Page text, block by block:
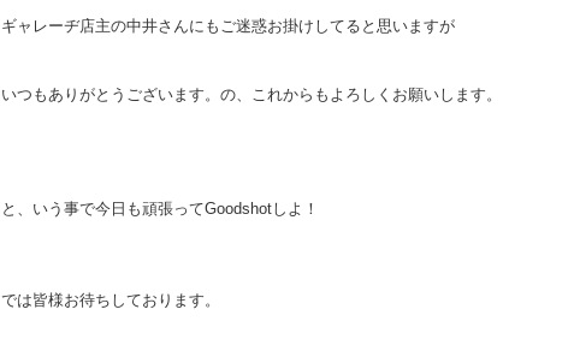
ギャレーヂ店主の中井さんにもご迷惑お掛けしてると思いますが
いつもありがとうございます。の、これからもよろしくお願いします。
と、いう事で今日も頑張ってGoodshotしよ！
では皆様お待ちしております。